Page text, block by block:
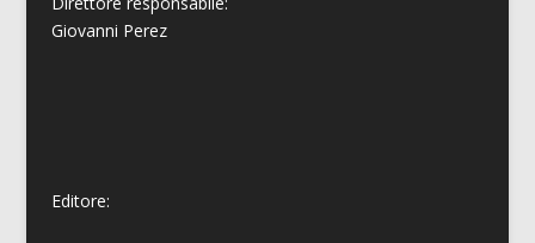
Giovanni Perez
Editore: